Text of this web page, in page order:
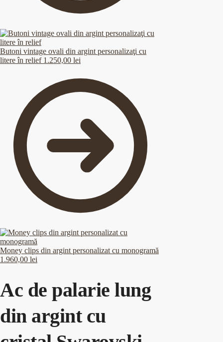
Butoni vintage ovali din argint personalizaţi cu
litere în relief 1.250,00 lei
Money clips din argint personalizat cu monogramă
1.960,00 lei
Ac de palarie lung
din argint cu